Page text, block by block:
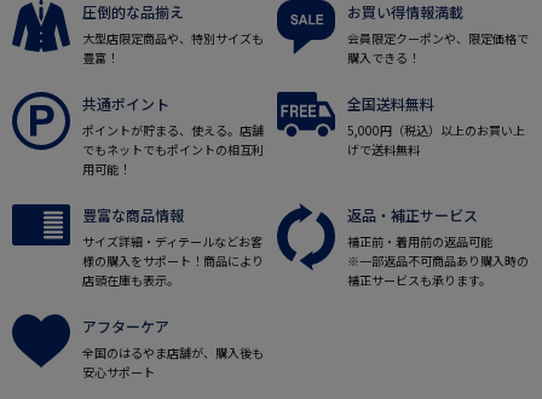
圧倒的な品揃え
大型店限定商品や、特別サイズも
豊富！
お買い得情報満載
会員限定クーポンや、限定価格で
購入できる！
共通ポイント
ポイントが貯まる、使える。店舗
でもネットでもポイントの相互利
用可能！
全国送料無料
5,000円（税込）以上のお買い上
げで送料無料
豊富な商品情報
サイズ詳細・ディテールなどお客
様の購入をサポート！商品により
店頭在庫も表示。
返品・補正サービス
補正前・着用前の返品可能
※一部返品不可商品あり購入時の
補正サービスも承ります。
アフターケア
全国のはるやま店舗が、購入後も
安心サポート